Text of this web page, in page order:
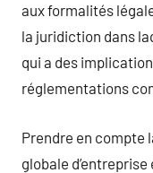
aux formalités
la juridiction dans
qui a des
réglementations
Prendre en compte
globale